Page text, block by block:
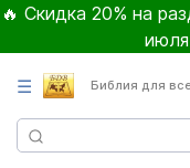
🔥 Скидка 20% на
☰ Библия для